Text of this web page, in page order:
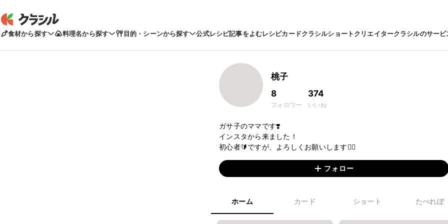
食材から探す 料理名から探す 目的・シーンから探す 公式レシピ記事をよむレシピカードクラシルショートクリエイタークラシルのサービ
桃子
8
フォロワー
374
いいね
ガサ子のママです❣️
インスタから来ました！
初心者🔰ですが、よろしくお願いします🙇‍♀️
フォロー
ホーム カード ショート たべれぽ